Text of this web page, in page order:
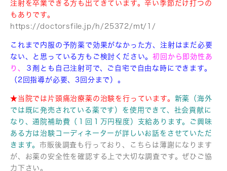
注射を卒業できる方も出てきています。辛い季節だけ打つの
もありです。
https://doctorsfile.jp/h/25372/mt/1/
これまで内服の予防薬で効果がなかった方、注射はまだ必要
ない、と思っている方もご検討ください。初回から即効性あ
り、
３剤とも自己注射可で、ご自宅で自由な時にできます。
（2回指導が必要、3回分まで）。
★当院では片頭痛治療薬の治験を行っています。 新薬（海外
では既に発売されている薬です）を使用できて、社会貢献に
なり、通院補助費（１回１万円程度）支給あります。ご興味
ある方は治験コーディネーターが詳しいお話をさせていただ
きます。市販後調査も行っており、こちらは薄謝になります
が、お薬の安全性を確認する上で大切な調査です。ぜひご協
力下さい。